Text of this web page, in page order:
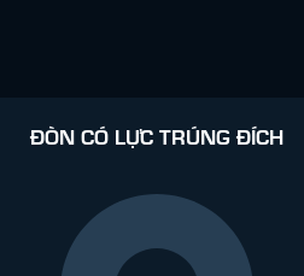
ĐÒN CÓ LỰC TRÚNG ĐÍCH